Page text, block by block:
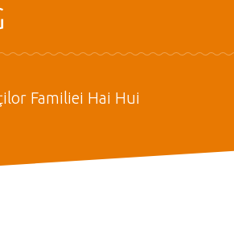
Familiei Hai Hui